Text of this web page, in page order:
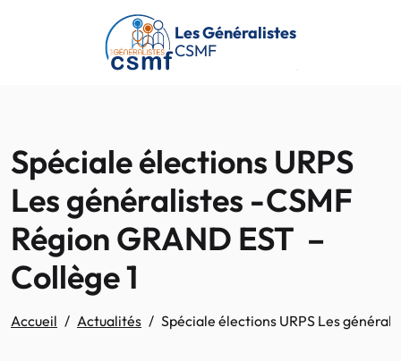
Passer au contenu principal
Les Généralistes
CSMF
Spéciale élections URPS
Les généralistes -CSMF
Région GRAND EST –
Collège 1
Accueil Actualités Spéciale élections URPS Les